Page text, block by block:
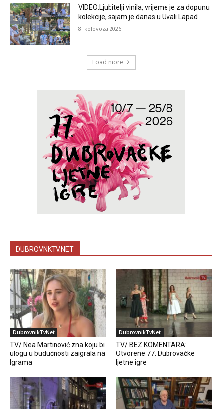
VIDEO:Ljubitelji vinila, vrijeme je za dopunu
kolekcije, sajam je danas u Uvali Lapad
8. kolovoza 2026.
Load more
DUBROVNKTV.NET
DubrovnikTvNet
TV/ Nea Martinović zna koju bi
ulogu u budućnosti zaigrala na
Igrama
DubrovnikTvNet
TV/ BEZ KOMENTARA:
Otvorene 77. Dubrovačke
ljetne igre